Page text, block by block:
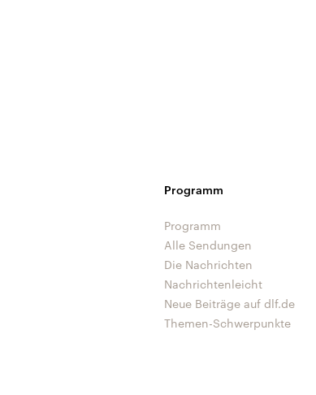
Programm
Programm
Alle Sendungen
Die Nachrichten
Nachrichtenleicht
Neue Beiträge auf dlf.de
Themen-Schwerpunkte